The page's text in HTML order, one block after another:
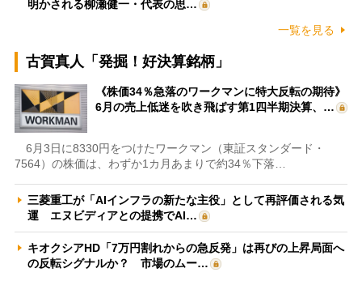
明かされる柳瀬健一・代表の思…
一覧を見る
古賀真人「発掘！好決算銘柄」
《株価34％急落のワークマンに特大反転の期待》
6月の売上低迷を吹き飛ばす第1四半期決算、…
6月3日に8330円をつけたワークマン（東証スタンダード・
7564）の株価は、わずか1カ月あまりで約34％下落…
三菱重工が「AIインフラの新たな主役」として再評価される気
運 エヌビディアとの提携でAI…
キオクシアHD「7万円割れからの急反発」は再びの上昇局面へ
の反転シグナルか？ 市場のムー…